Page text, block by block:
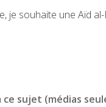
je souhaite une Aïd
sujet (médias